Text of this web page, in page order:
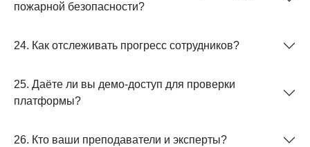
пожарной безопасности?
24. Как отслеживать прогресс сотрудников?
25. Даёте ли вы демо-доступ для проверки
платформы?
26. Кто ваши преподаватели и эксперты?